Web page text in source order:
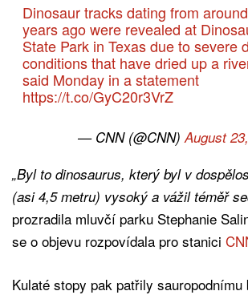
Dinosaur tracks dating from
years ago were revealed at
State Park in Texas due to severe
conditions that have dried up a
said Monday in a statement
https://t.co/GyC20r3VrZ
— CNN (@CNN) August
„Byl to dinosaurus, který byl v
(asi 4,5 metru) vysoký a vážil téměř
prozradila mluvčí parku Stephanie
se o objevu rozpovídala pro stanici
Kulaté stopy pak patřily